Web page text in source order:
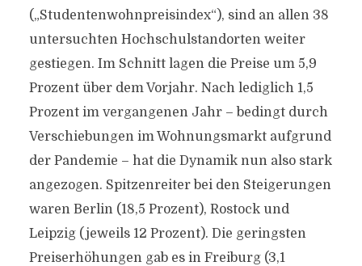
(„Studentenwohnpreisindex“), sind an allen 38
untersuchten Hochschulstandorten weiter
gestiegen. Im Schnitt lagen die Preise um 5,9
Prozent über dem Vorjahr. Nach lediglich 1,5
Prozent im vergangenen Jahr – bedingt durch
Verschiebungen im Wohnungsmarkt aufgrund
der Pandemie – hat die Dynamik nun also stark
angezogen. Spitzenreiter bei den Steigerungen
waren Berlin (18,5 Prozent), Rostock und
Leipzig (jeweils 12 Prozent). Die geringsten
Preiserhöhungen gab es in Freiburg (3,1